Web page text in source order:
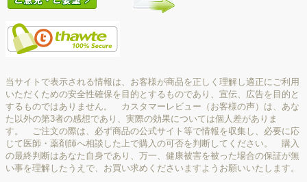
当サイトで表示される情報は、お客様が商品を正しく理解し適正にご利用
いただくための安全性確保を目的とするものであり、宣伝、広告を目的と
するものではありません。 カスタマーレビュー（お客様の声）は、あな
た以外の第3者の感想であり、実際の効果については個人差がありま
す。 ご注文の際は、必ず商品の公式サイト等で情報を収集し、必要に応
じて医師・薬剤師へ相談した上で購入の可否を判断してください。 購入
の最終判断はあなた自身であり、万一、健康被害を被った場合の保証が無
い事を理解したうえで、お買い求めくださいますようお願いいたします。